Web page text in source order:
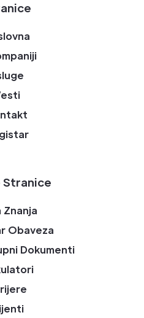
Stranice
Znanja
Obaveza
Dokumenti